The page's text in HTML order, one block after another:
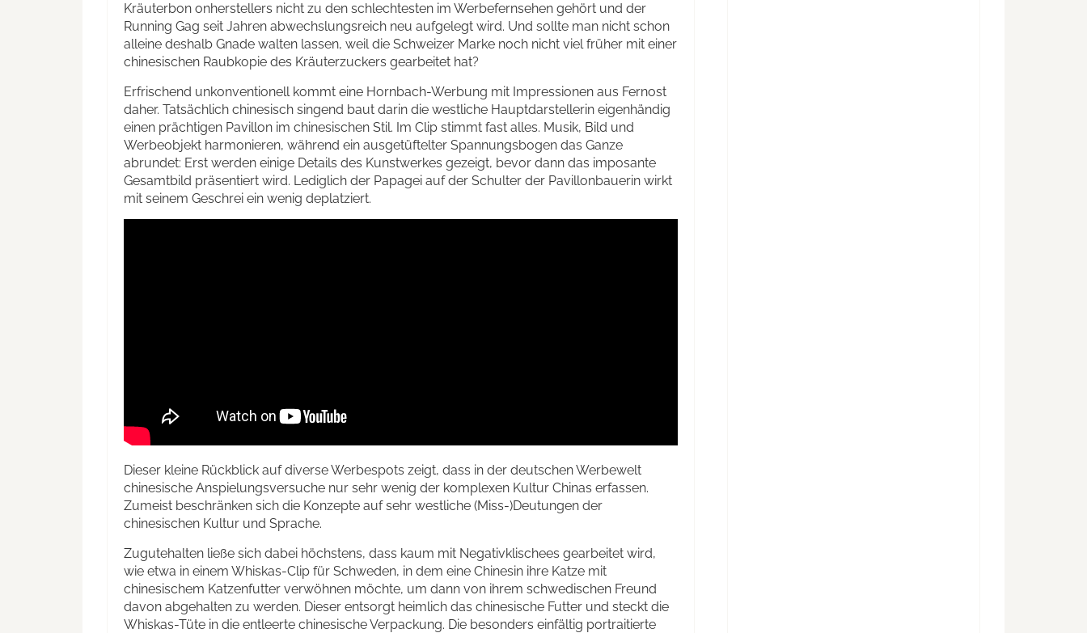
Kräuterbon onherstellers nicht zu den schlechtesten im Werbefernsehen gehört und der
Running Gag seit Jahren abwechslungsreich neu aufgelegt wird. Und sollte man nicht schon
alleine deshalb Gnade walten lassen, weil die Schweizer Marke noch nicht viel früher mit einer
chinesischen Raubkopie des Kräuterzuckers gearbeitet hat?
Erfrischend unkonventionell kommt eine Hornbach-Werbung mit Impressionen aus Fernost
daher. Tatsächlich chinesisch singend baut darin die westliche Hauptdarstellerin eigenhändig
einen prächtigen Pavillon im chinesischen Stil. Im Clip stimmt fast alles. Musik, Bild und
Werbeobjekt harmonieren, während ein ausgetüftelter Spannungsbogen das Ganze
abrundet: Erst werden einige Details des Kunstwerkes gezeigt, bevor dann das imposante
Gesamtbild präsentiert wird. Lediglich der Papagei auf der Schulter der Pavillonbauerin wirkt
mit seinem Geschrei ein wenig deplatziert.
Dieser kleine Rückblick auf diverse Werbespots zeigt, dass in der deutschen Werbewelt
chinesische Anspielungsversuche nur sehr wenig der komplexen Kultur Chinas erfassen.
Zumeist beschränken sich die Konzepte auf sehr westliche (Miss-)Deutungen der
chinesischen Kultur und Sprache.
Zugutehalten ließe sich dabei höchstens, dass kaum mit Negativklischees gearbeitet wird,
wie etwa in einem Whiskas-Clip für Schweden, in dem eine Chinesin ihre Katze mit
chinesischem Katzenfutter verwöhnen möchte, um dann von ihrem schwedischen Freund
davon abgehalten zu werden. Dieser entsorgt heimlich das chinesische Futter und steckt die
Whiskas-Tüte in die entleerte chinesische Verpackung. Die besonders einfältig portraitierte